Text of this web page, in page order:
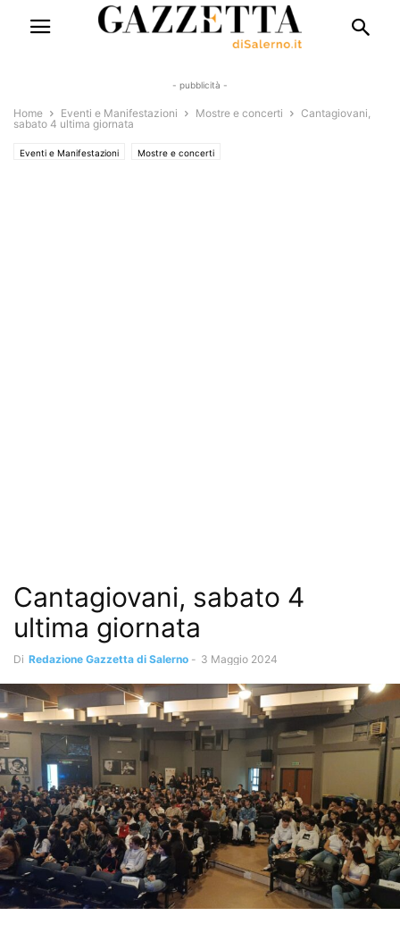
- pubblicità -
Home Eventi e Manifestazioni Mostre e concerti
Cantagiovani,
sabato 4 ultima giornata
Eventi e Manifestazioni Mostre e concerti
Cantagiovani, sabato 4
ultima giornata
Di Redazione Gazzetta di Salerno - 3 Maggio 2024